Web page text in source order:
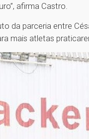
afirma Castro.
da parceria entre
mais atletas